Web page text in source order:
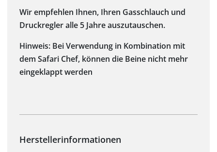
Wir empfehlen Ihnen, Ihren Gasschlauch und
Druckregler alle 5 Jahre auszutauschen.
Hinweis: Bei Verwendung in Kombination mit
dem Safari Chef, können die Beine nicht mehr
eingeklappt werden